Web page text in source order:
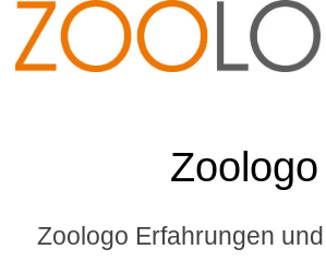
Zoologo
Zoologo Erfahrungen